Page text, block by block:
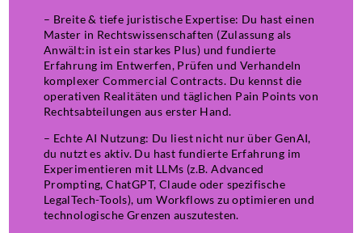
– Breite & tiefe juristische Expertise: Du hast einen
Master in Rechtswissenschaften (Zulassung als
Anwält:in ist ein starkes Plus) und fundierte
Erfahrung im Entwerfen, Prüfen und Verhandeln
komplexer Commercial Contracts. Du kennst die
operativen Realitäten und täglichen Pain Points von
Rechtsabteilungen aus erster Hand.
– Echte AI Nutzung: Du liest nicht nur über GenAI,
du nutzt es aktiv. Du hast fundierte Erfahrung im
Experimentieren mit LLMs (z.B. Advanced
Prompting, ChatGPT, Claude oder spezifische
LegalTech-Tools), um Workflows zu optimieren und
technologische Grenzen auszutesten.